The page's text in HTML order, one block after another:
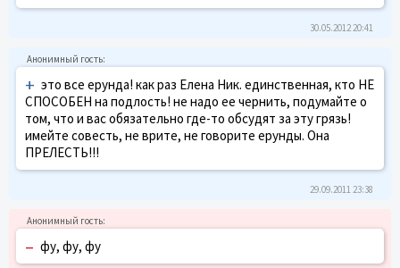
30.05.2012 20:41
+ это все ерунда! как раз Елена Ник. единственная, кто НЕ
СПОСОБЕН на подлость! не надо ее чернить, подумайте о
том, что и вас обязательно где-то обсудят за эту грязь!
имейте совесть, не врите, не говорите ерунды. Она
ПРЕЛЕСТЬ!!!
29.09.2011 23:38
– фу, фу, фу